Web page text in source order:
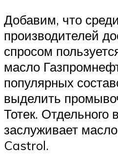
Добавим, что
производителей
спросом
масло
популярных
выделить
Тотек. Отдельного
заслуживает
Castrol.